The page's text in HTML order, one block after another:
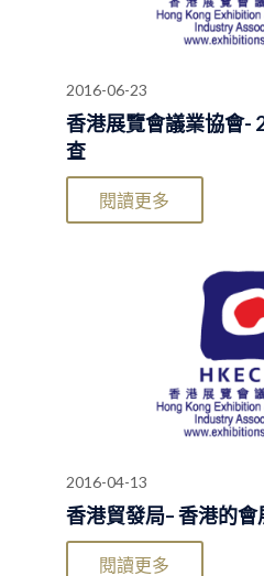
2016-06-23
香港展覽會議業協會-
查
閱讀更多
2016-04-13
香港貿發局– 香港的
閱讀更多